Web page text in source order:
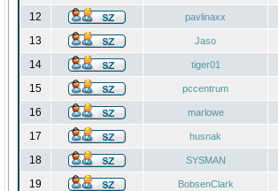
12 pavlinaxx
13 Jaso
14 tiger01
15 pccentrum
16 marlowe
17 husnak
18 SYSMAN
19 BobsenClark